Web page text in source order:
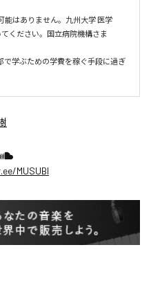
能はありません。九州大学 医学
ください。国立病院機構さま
で学ぶための学費を稼ぐ手段に過ぎ
MUSUBI